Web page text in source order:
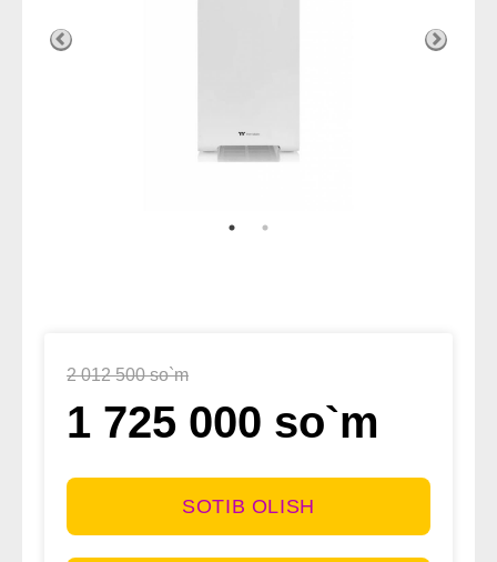
2 012 500 so`m
1 725 000 so`m
SOTIB OLISH